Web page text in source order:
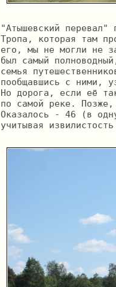
"Атышевский
Тропа, которая там
его, мы не могли не
был самый
семья
пообщавшись с ними,
Но дорога, если её
по самой реке.
Оказалось - 46 (в
учитывая